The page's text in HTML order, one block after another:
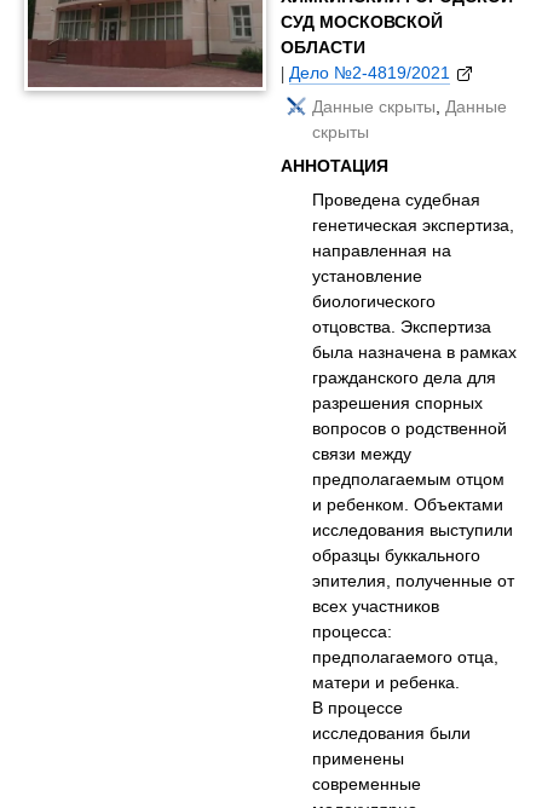
СУД МОСКОВСКОЙ
ОБЛАСТИ
|Дело №2-4819/2021
Данные скрыты,Данные
скрыты
АННОТАЦИЯ
Проведена судебная
генетическая экспертиза,
направленная на
установление
биологического
отцовства. Экспертиза
была назначена в рамках
гражданского дела для
разрешения спорных
вопросов о родственной
связи между
предполагаемым отцом
и ребенком. Объектами
исследования выступили
образцы буккального
эпителия, полученные от
всех участников
процесса:
предполагаемого отца,
матери и ребенка.
В процессе
исследования были
применены
современные